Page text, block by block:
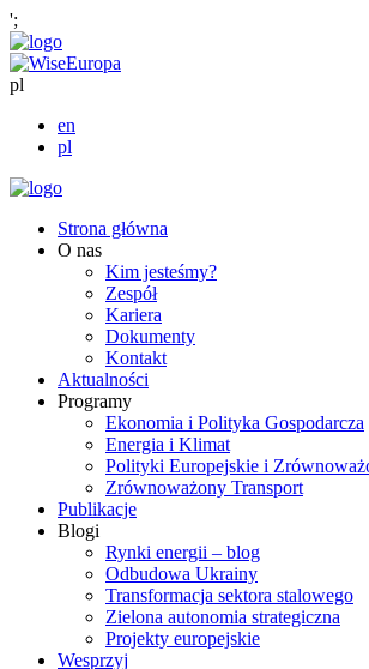
';
pl
en
pl
Strona główna
O nas
Kim jesteśmy?
Zespół
Kariera
Dokumenty
Kontakt
Aktualności
Programy
Ekonomia i Polityka Gospodarcza
Energia i Klimat
Polityki Europejskie i
Zrównoważony Transport
Publikacje
Blogi
Rynki energii – blog
Odbudowa Ukrainy
Transformacja sektora stalowego
Zielona autonomia strategiczna
Projekty europejskie
Wesprzyj